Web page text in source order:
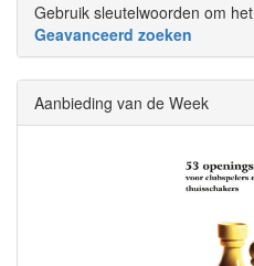
Gebruik sleutelwoorden om
Geavanceerd zoeken
Aanbieding van de Week